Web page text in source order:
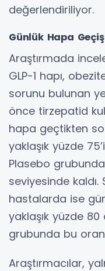
değerlendiriliyor.
Günlük Hapa
Araştırmada
GLP-1 hapı,
sorunu bulunan
önce tirzepatid
hapa geçtikten
yaklaşık yüzde
Plasebo
seviyesinde
hastalarda ise
yaklaşık yüzde
grubunda bu
Araştırmacılar,